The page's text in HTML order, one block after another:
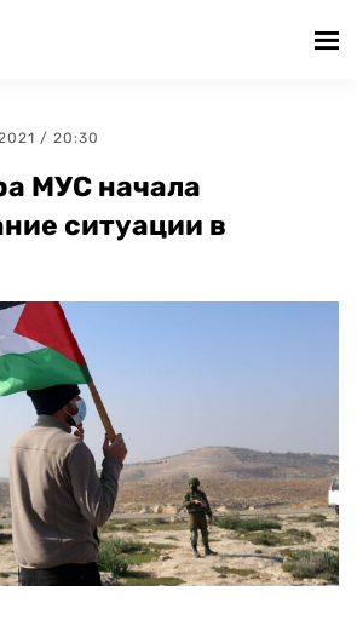
/ 20:30
МУС начала
ситуации в